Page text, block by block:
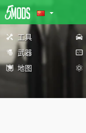
工具
武器
地图